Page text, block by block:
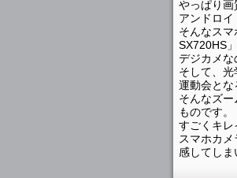
やっぱり画
アンドロイ
そんなス
SX720HS」
デジカメな
そして、光
運動会とな
そんなズ
ものです。
すごくキレ
スマホカ
感してしま